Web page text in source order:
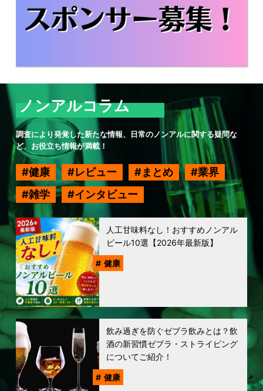
ノンアルコラム
調査により発覚した新たな情報、日常のノンアルに関する疑問な
ど、お役立ち情報が満載！
健康 レビュー まとめ
業界
雑学
インタビュー
人工甘味料なし！おすすめノンアル
ビール10選【2026年最新版】
健康
飲み過ぎを防ぐゼブラ飲みとは？飲
酒の新習慣ゼブラ・ストライピング
についてご紹介！
健康